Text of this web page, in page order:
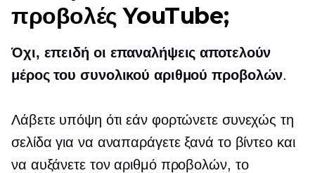
προβολές YouTube;
Όχι, επειδή οι επαναλήψεις αποτελούν
μέρος του συνολικού αριθμού προβολών.
Λάβετε υπόψη ότι εάν φορτώνετε συνεχώς τη
σελίδα για να αναπαράγετε ξανά το βίντεο και
να αυξάνετε τον αριθμό προβολών, το